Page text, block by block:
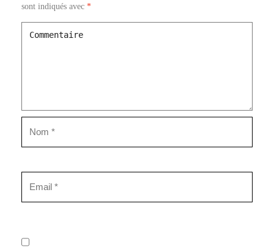
sont indiqués avec *